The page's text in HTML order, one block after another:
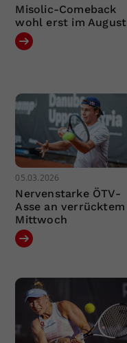
Misolic-Comeback
wohl erst im August
05.03.2026
Nervenstarke ÖTV-
Asse an verrücktem
Mittwoch